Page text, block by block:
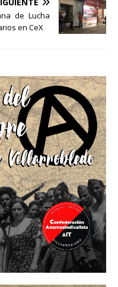
de Lucha
en CeX